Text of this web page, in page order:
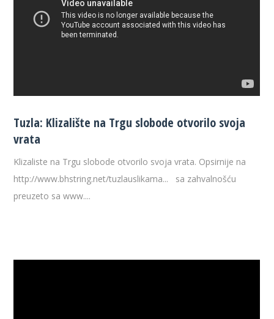
Tuzla: Klizalište na Trgu slobode otvorilo svoja
vrata
Klizaliste na Trgu slobode otvorilo svoja vrata. Opsirnije na
http://www.bhstring.net/tuzlauslikama... sa zahvalnošću
preuzeto sa www....